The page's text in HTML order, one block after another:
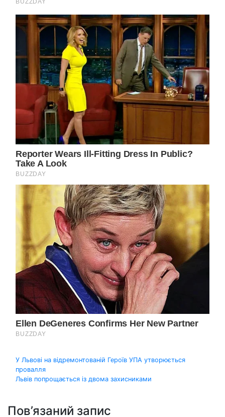
Навігація
записів
У Львові на відремонтованій Героїв УПА утворюється
провалля
Львів попрощається із двома захисниками
Пов’язаний запис